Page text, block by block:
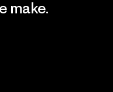
make.